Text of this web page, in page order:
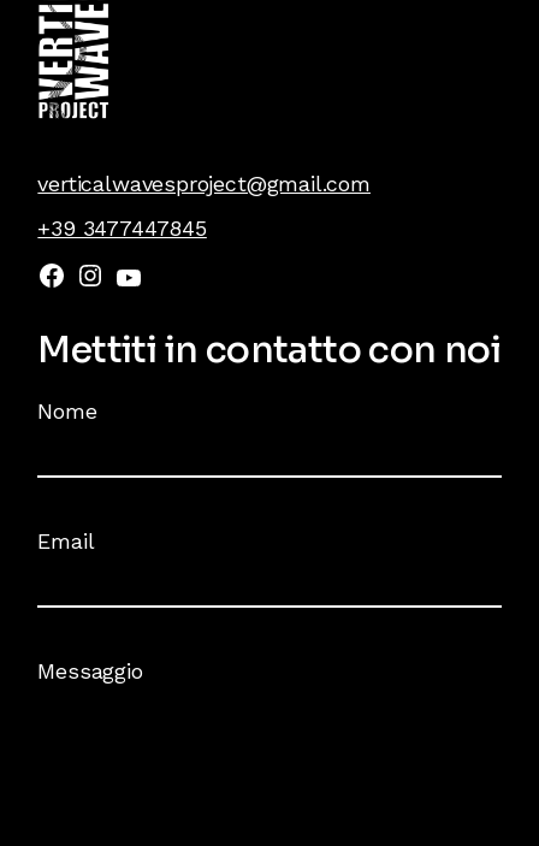
verticalwavesproject@gmail.com
+39 3477447845
Facebook
Instagram
YouTube
Mettiti in contatto con noi
Nome
Email
Messaggio